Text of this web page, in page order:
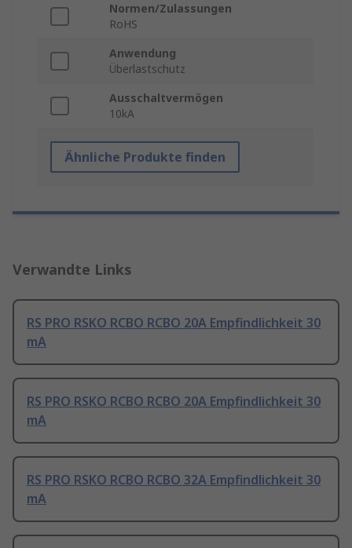
Normen/Zulassungen
RoHS
Anwendung
Überlastschutz
Ausschaltvermögen
10kA
Ähnliche Produkte finden
Verwandte Links
RS PRO RSKO RCBO RCBO 20A Empfindlichkeit 30
mA
RS PRO RSKO RCBO RCBO 20A Empfindlichkeit 30
mA
RS PRO RSKO RCBO RCBO 32A Empfindlichkeit 30
mA